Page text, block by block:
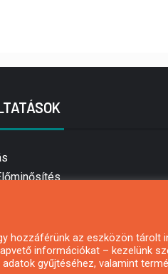
pályázatírás
magánszemélyeknek
hozzáférünk az eszközön tárolt
információkat – kezelünk
gyűjtéséhez, valamint